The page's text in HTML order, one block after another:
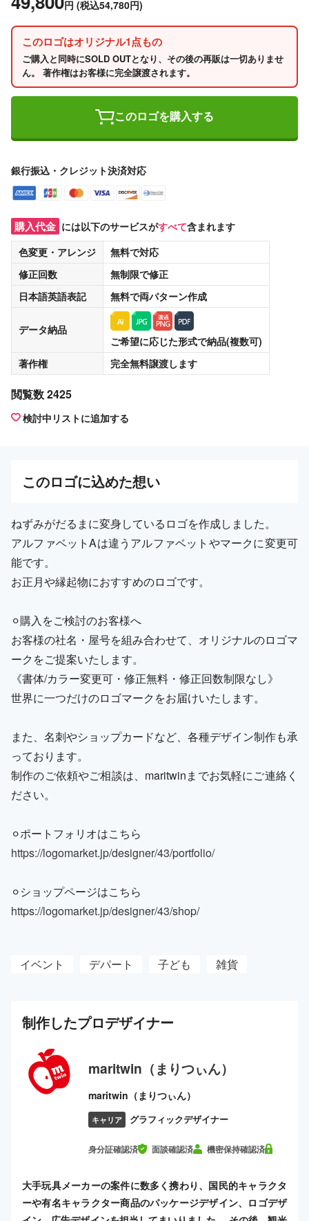
円 (税込54,780円)
このロゴはオリジナル1点もの
ご購入と同時にSOLD OUTとなり、その後の再販は一切ありませ
ん。 著作権はお客様に完全譲渡されます。
このロゴを購入する
銀行振込・クレジット決済対応
購入代金 には以下のサービスがすべて含まれます
色変更・アレンジ
無料で対応
修正回数
無制限で修正
日本語英語表記
無料で両パターン作成
データ納品
ご希望に応じた形式で納品(複数可)
著作権
完全無料譲渡します
閲覧数 2425
検討中リストに追加する
このロゴに込めた想い
ねずみがだるまに変身しているロゴを作成しました。
アルファベットAは違うアルファベットやマークに変更可
能です。
お正月や縁起物におすすめのロゴです。
⚪︎購入をご検討のお客様へ
お客様の社名・屋号を組み合わせて、オリジナルのロゴマ
ークをご提案いたします。
《書体/カラー変更可・修正無料・修正回数制限なし》
世界に一つだけのロゴマークをお届けいたします。
また、名刺やショップカードなど、各種デザイン制作も承
っております。
制作のご依頼やご相談は、maritwinまでお気軽にご連絡く
ださい。
⚪︎ポートフォリオはこちら
https://logomarket.jp/designer/43/portfolio/
⚪︎ショップページはこちら
https://logomarket.jp/designer/43/shop/
イベント デパート 子ども 雑貨
制作したプロデザイナー
maritwin（まりつぃん）
maritwin（まりつぃん）
キャリア グラフィックデザイナー
身分証確認済 面談確認済 機密保持確認済
大手玩具メーカーの案件に数多く携わり、国民的キャラクタ
ーや有名キャラクター商品のパッケージデザイン、ロゴデザ